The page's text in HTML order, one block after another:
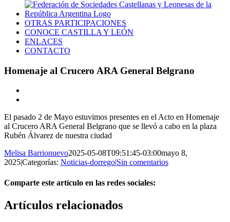
OTRAS PARTICIPACIONES
CONOCE CASTILLA Y LEÓN
ENLACES
CONTACTO
Homenaje al Crucero ARA General Belgrano
grande
El pasado 2 de Mayo estuvimos presentes en el Acto en Homenaje
al Crucero ARA General Belgrano que se llevó a cabo en la plaza
Rubén Álvarez de nuestra ciudad
Melisa Barrionuevo2025-05-08T09:51:45-03:00mayo 8,
2025|Categorías: Noticias-dorrego|Sin comentarios
Comparte este artículo en las redes sociales:
Facebook
X
Reddit
LinkedIn
Pinterest
Vk
Artículos relacionados